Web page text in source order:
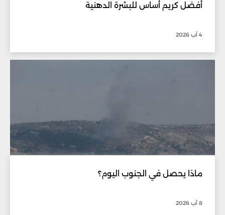
أفضل كريم أساس للبشرة الدهنية
4 آب 2026
ماذا يحصل في الجنوب اليوم؟
8 آب 2026